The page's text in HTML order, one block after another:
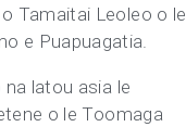
Tamaitai Leoleo o le
e Puapuagatia.
latou asia le
o le Toomaga